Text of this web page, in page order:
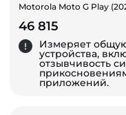
Motorola Moto G Play
46 815
Измеряет
устройства,
отзывчивость
приложений.